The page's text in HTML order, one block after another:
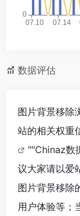
数据评估
图片背景移除
站的相关权重
""Chinaz数
议大家请以爱
图片背景移除
用户体验等；